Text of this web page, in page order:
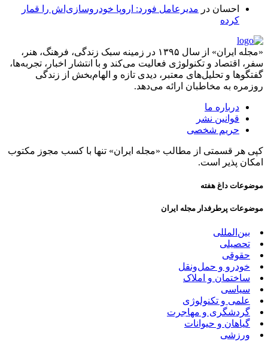
احسان در مدیرعامل فورد: اروپا خودروسازی‌اش را قمار
کرده
«مجله ایران» از سال ۱۳۹۵ در زمینه سبک زندگی، فرهنگ، هنر،
سفر، اقتصاد و تکنولوژی فعالیت می‌کند و با انتشار اخبار، تجربه‌ها،
گفتگوها و تحلیل‌های معتبر، دیدی تازه و الهام‌بخش از زندگی
روزمره به مخاطبان ارائه می‌دهد.
درباره ما
قوانین نشر
حریم شخصی
کپی هر قسمتی از مطالب «مجله ایران» تنها با کسب مجوز مکتوب
امکان پذیر است.
موضوعات داغ هفته
موضوعات پرطرفدار مجله ایران
بین‌المللی
تحصیلی
حقوقی
خودرو و حمل‌و‌نقل
ساختمان و املاک
سیاسی
علمی و تکنولوژی
گردشگری و مهاجرت
گیاهان و حیوانات
ورزشی